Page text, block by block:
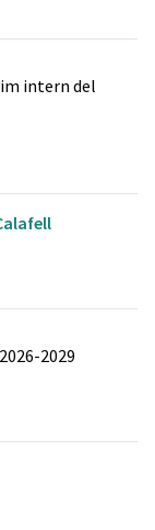
intern del
2029